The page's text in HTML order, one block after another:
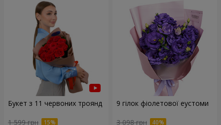
Букет з 11 червоних троянд
1 599 грн
9 гілок фіолетової еустоми
3 098 грн